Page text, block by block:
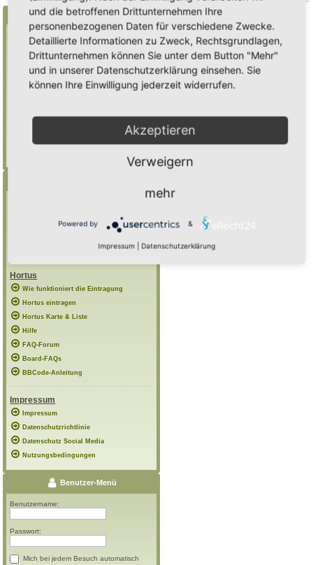
Suche
Benutze ein * als Platzhalter für teilweis
Übereinstimmungen
Mulchfindet "Mulch", Mulch*findet auch
Weitere Hilfe zur Suche
Foren-Übersicht
Hortus
Wie funktioniert die Eintragung
Hortus eintragen
Hortus Karte & Liste
Hilfe
FAQ-Forum
Board-FAQs
BBCode-Anleitung
Impressum
Impressum
Datenschutzrichtlinie
Datenschutz Social Media
Nutzungsbedingungen
Benutzer-Menü
Benutzername:
Passwort:
Mich bei jedem Besuch automatisch
und die betroffenen Drittunternehmen Ihre
personenbezogenen Daten für verschiedene Zwecke.
Detaillierte Informationen zu Zweck, Rechtsgrundlagen,
Drittunternehmen können Sie unter dem Button "Mehr"
und in unserer Datenschutzerklärung einsehen. Sie
können Ihre Einwilligung jederzeit widerrufen.
Akzeptieren
Verweigern
mehr
Powered by &
Impressum Datenschutzerklärung